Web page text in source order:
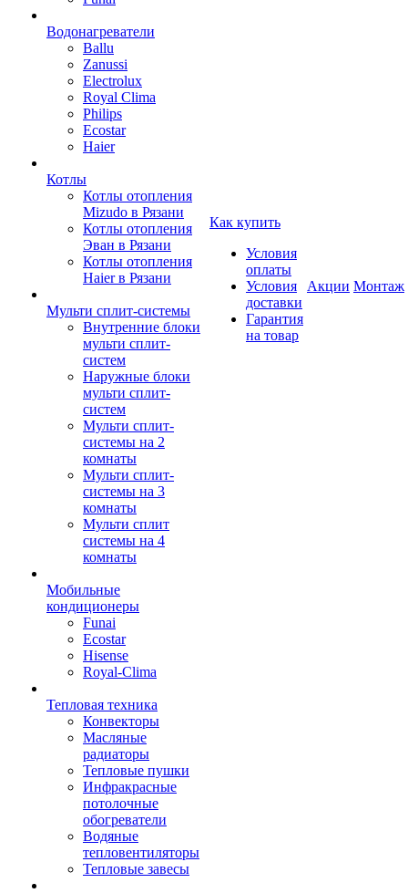
Водонагреватели
Ballu
Zanussi
Electrolux
Royal Clima
Philips
Ecostar
Haier
Котлы
Котлы отопления
Mizudo в Рязани
Котлы отопления
Эван в Рязани
Котлы отопления
Haier в Рязани
Мульти сплит-системы
Внутренние блоки
мульти сплит-
систем
Наружные блоки
мульти сплит-
систем
Мульти сплит-
системы на 2
комнаты
Мульти сплит-
системы на 3
комнаты
Мульти сплит
системы на 4
комнаты
Мобильные
кондиционеры
Funai
Ecostar
Hisense
Royal-Clima
Тепловая техника
Конвекторы
Масляные
радиаторы
Тепловые пушки
Инфракрасные
потолочные
обогреватели
Водяные
тепловентиляторы
Тепловые завесы
Как купить
Условия
оплаты
Условия
доставки
Гарантия
на товар
Акции Монтаж